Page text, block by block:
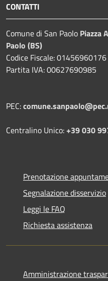
CONTATTI
Comune di San Paolo Piazza
Paolo (BS)
Codice Fiscale: 01456960176
Partita IVA: 00627690985
PEC:
Centralino Unico:+39 030
Prenotazione
Segnalazione disservizio
Leggi le FAQ
Richiesta assistenza
Amministrazione